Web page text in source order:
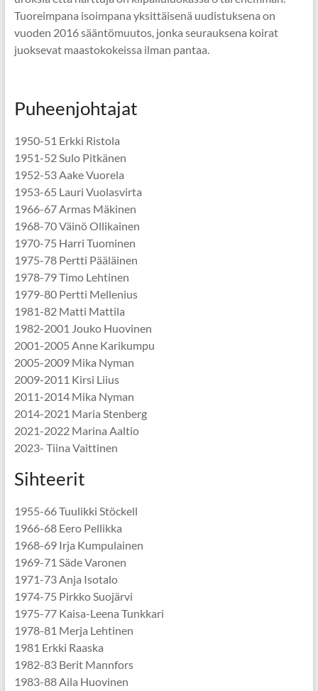
Tuoreimpana isoimpana yksittäisenä uudistuksena on
vuoden 2016 sääntömuutos, jonka seurauksena koirat
juoksevat maastokokeissa ilman pantaa.
Puheenjohtajat
1950-51 Erkki Ristola
1951-52 Sulo Pitkänen
1952-53 Aake Vuorela
1953-65 Lauri Vuolasvirta
1966-67 Armas Mäkinen
1968-70 Väinö Ollikainen
1970-75 Harri Tuominen
1975-78 Pertti Pääläinen
1978-79 Timo Lehtinen
1979-80 Pertti Mellenius
1981-82 Matti Mattila
1982-2001 Jouko Huovinen
2001-2005 Anne Karikumpu
2005-2009 Mika Nyman
2009-2011 Kirsi Liius
2011-2014 Mika Nyman
2014-2021 Maria Stenberg
2021-2022 Marina Aaltio
2023- Tiina Vaittinen
Sihteerit
1955-66 Tuulikki Stöckell
1966-68 Eero Pellikka
1968-69 Irja Kumpulainen
1969-71 Säde Varonen
1971-73 Anja Isotalo
1974-75 Pirkko Suojärvi
1975-77 Kaisa-Leena Tunkkari
1978-81 Merja Lehtinen
1981 Erkki Raaska
1982-83 Berit Mannfors
1983-88 Aila Huovinen